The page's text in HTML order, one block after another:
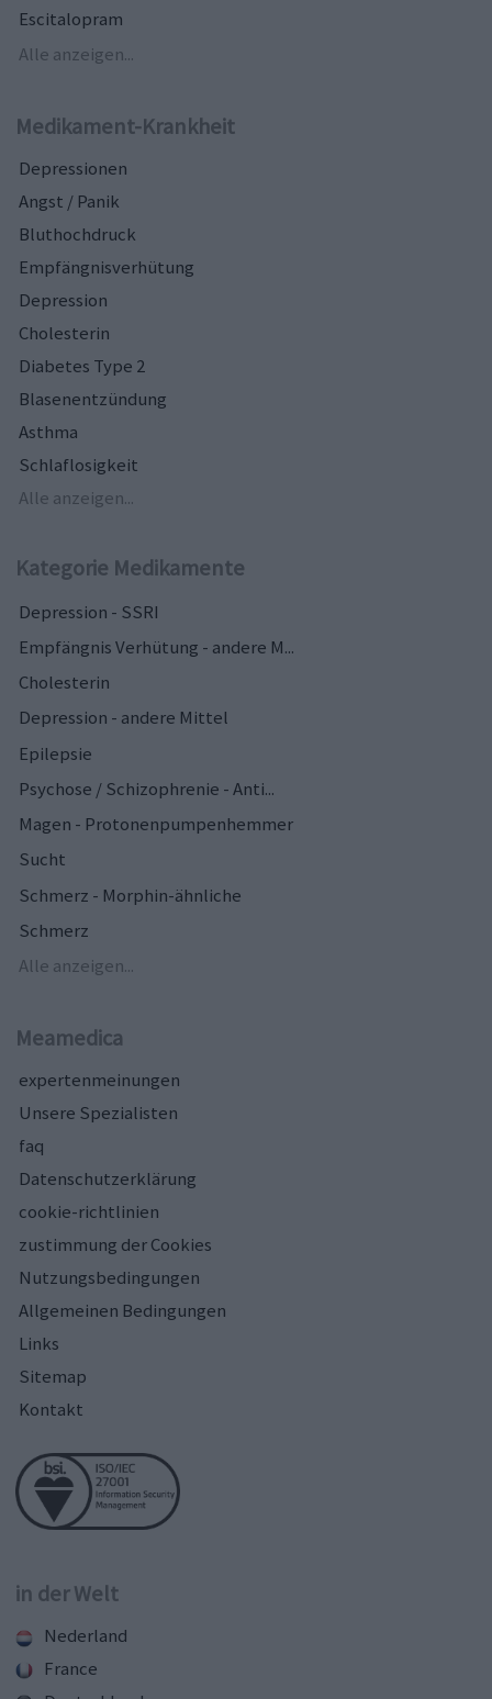
Escitalopram
Alle anzeigen...
Medikament-Krankheit
Depressionen
Angst / Panik
Bluthochdruck
Empfängnisverhütung
Depression
Cholesterin
Diabetes Type 2
Blasenentzündung
Asthma
Schlaflosigkeit
Alle anzeigen...
Kategorie Medikamente
Depression - SSRI
Empfängnis Verhütung - andere M...
Cholesterin
Depression - andere Mittel
Epilepsie
Psychose / Schizophrenie - Anti...
Magen - Protonenpumpenhemmer
Sucht
Schmerz - Morphin-ähnliche
Schmerz
Alle anzeigen...
Meamedica
expertenmeinungen
Unsere Spezialisten
faq
Datenschutzerklärung
cookie-richtlinien
zustimmung der Cookies
Nutzungsbedingungen
Allgemeinen Bedingungen
Links
Sitemap
Kontakt
in der Welt
Nederland
France